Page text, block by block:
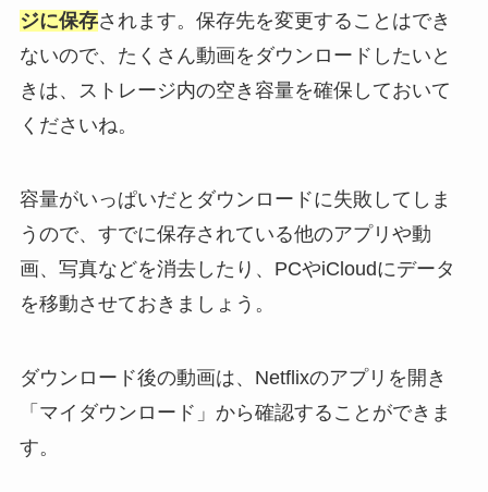
ジに保存されます。保存先を変更することはでき
ないので、たくさん動画をダウンロードしたいと
きは、ストレージ内の空き容量を確保しておいて
くださいね。
容量がいっぱいだとダウンロードに失敗してしま
うので、すでに保存されている他のアプリや動
画、写真などを消去したり、PCやiCloudにデータ
を移動させておきましょう。
ダウンロード後の動画は、Netflixのアプリを開き
「マイダウンロード」から確認することができま
す。